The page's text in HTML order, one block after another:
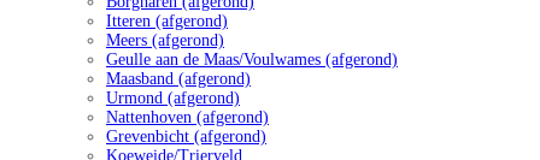
Itteren (afgerond)
Meers (afgerond)
Geulle aan de Maas/Voulwames (afgerond)
Maasband (afgerond)
Urmond (afgerond)
Nattenhoven (afgerond)
Grevenbicht (afgerond)
Koeweide/Trierveld